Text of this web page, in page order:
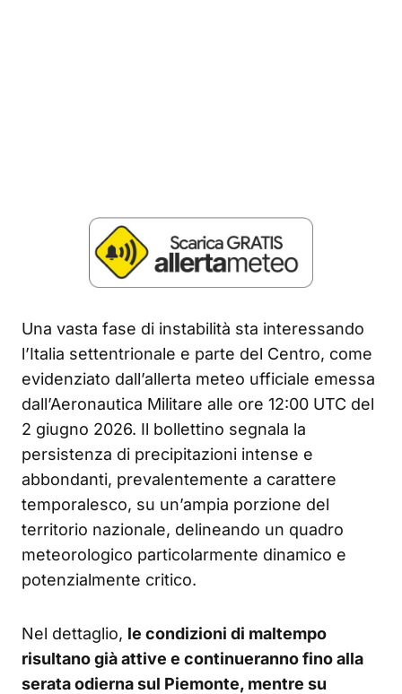
Una vasta fase di instabilità sta interessando
l’Italia settentrionale e parte del Centro, come
evidenziato dall’allerta meteo ufficiale emessa
dall’Aeronautica Militare alle ore 12:00 UTC del
2 giugno 2026. Il bollettino segnala la
persistenza di precipitazioni intense e
abbondanti, prevalentemente a carattere
temporalesco, su un’ampia porzione del
territorio nazionale, delineando un quadro
meteorologico particolarmente dinamico e
potenzialmente critico.
Nel dettaglio, le condizioni di maltempo
risultano già attive e continueranno fino alla
serata odierna sul Piemonte, mentre su